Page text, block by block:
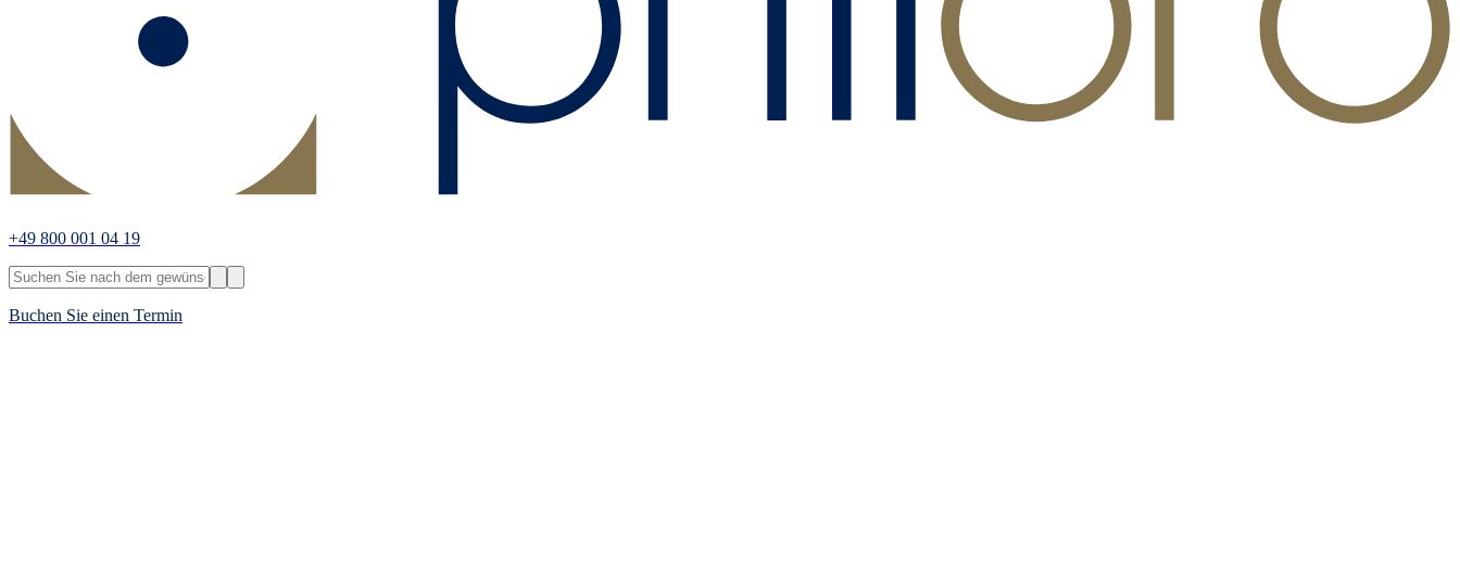
+49 800 001 04 19
Buchen Sie einen Termin